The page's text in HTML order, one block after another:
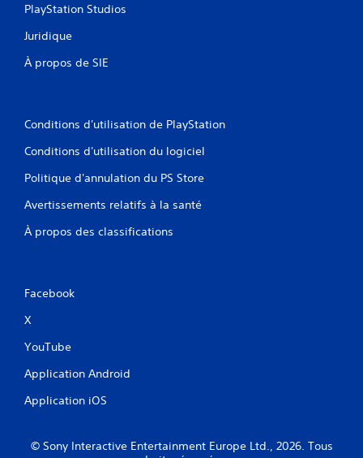
PlayStation Studios
Juridique
À propos de SIE
Conditions d'utilisation de PlayStation
Conditions d'utilisation du logiciel
Politique d'annulation du PS Store
Avertissements relatifs à la santé
À propos des classifications
Facebook
X
YouTube
Application Android
Application iOS
© Sony Interactive Entertainment Europe Ltd., 2026. Tous